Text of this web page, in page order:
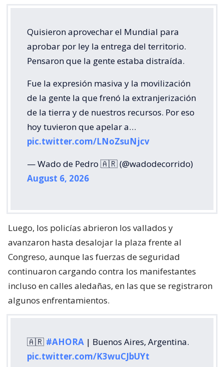
Quisieron aprovechar el Mundial para
aprobar por ley la entrega del territorio.
Pensaron que la gente estaba distraída.
Fue la expresión masiva y la movilización
de la gente la que frenó la extranjerización
de la tierra y de nuestros recursos. Por eso
hoy tuvieron que apelar a…
pic.twitter.com/LNoZsuNjcv
— Wado de Pedro 🇦🇷 (@wadodecorrido)
August 6, 2026
Luego, los policías abrieron los vallados y
avanzaron hasta desalojar la plaza frente al
Congreso, aunque las fuerzas de seguridad
continuaron cargando contra los manifestantes
incluso en calles aledañas, en las que se registraron
algunos enfrentamientos.
🇦🇷 #AHORA | Buenos Aires, Argentina.
pic.twitter.com/K3wuCJbUYt